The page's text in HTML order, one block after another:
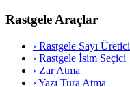
Rastgele Araçlar
› Rastgele Sayı Üretici
› Rastgele İsim Seçici
› Zar Atma
›Yazı Tura Atma